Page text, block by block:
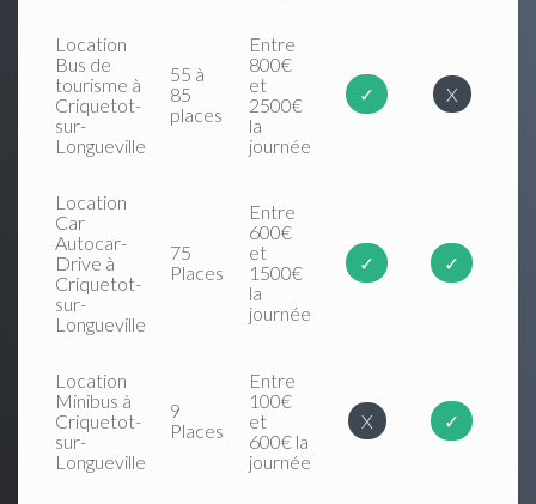
Location
Bus de
tourisme à
Criquetot-
sur-
Longueville
55 à
85
places
Entre
800€
et
2500€
la
journée
✓ X
Location
Car
Autocar-
Drive à
Criquetot-
sur-
Longueville
75
Places
Entre
600€
et
1500€
la
journée
✓ ✓
Location
Minibus à
Criquetot-
sur-
Longueville
9
Places
Entre
100€
et
600€ la
journée
X ✓